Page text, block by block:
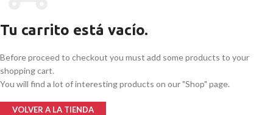
Tu carrito está vacío.
Before proceed to checkout you must add some products to your
shopping cart.
You will find a lot of interesting products on our "Shop" page.
VOLVER A LA TIENDA